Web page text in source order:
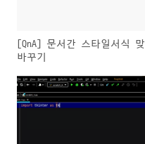
[QnA] 문서간 스타일서식 맞
바꾸기